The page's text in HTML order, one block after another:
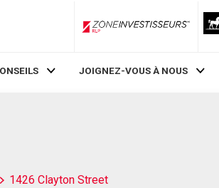
ZoneInvestisseurs
JOIGNEZ-VOUS À NOUS
1426 Clayton Street